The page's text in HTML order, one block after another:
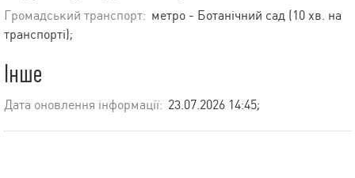
Громадський транспорт: метро - Ботанічний сад (10 хв. на
транспорті);
Інше
Дата оновлення інформації: 23.07.2026 14:45;